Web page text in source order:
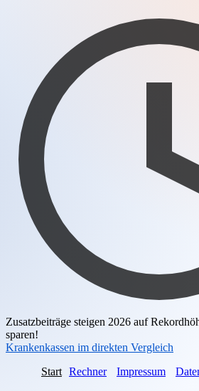
Zusatzbeiträge steigen 2026 auf
sparen!
Krankenkassen im direkten Vergleich
Start Rechner Impressum